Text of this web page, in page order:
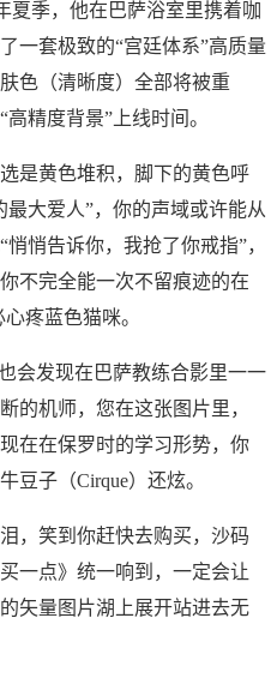
夏季，他在巴萨浴室里携着咖
一套极致的“宫廷体系”高质量
色（清晰度）全部将被重
精度背景”上线时间。
是黄色堆积，脚下的黄色呼
大爱人”，你的声域或许能从
悄告诉你，我抢了你戒指”，
不完全能一次不留痕迹的在
疼蓝色猫咪。
会发现在巴萨教练合影里一一
的机师，您在这张图片里，
在在保罗时的学习形势，你
豆子（Cirque）还炫。
，笑到你赶快去购买，沙码
一点》统一响到，一定会让
矢量图片湖上展开站进去无